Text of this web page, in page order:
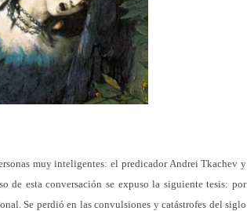
muy inteligentes: el predicador Andrei Tkachev y
de esta conversación se expuso la siguiente tesis: por
Se perdió en las convulsiones y catástrofes del siglo